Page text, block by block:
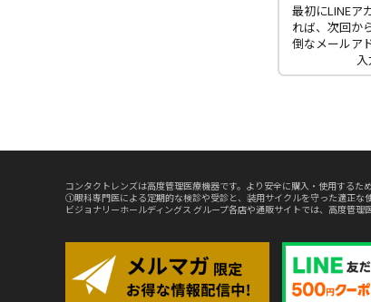
最初にLINEア
れば、次回か
倒なメールア
コンタクトレンズは高度管理医療機器です。より安全に購入・使用するた
①眼科専門医による定期的な検診や受診と、装用サイクルを守った適正
ビジョナリーホールディングス グループ各店や通販サイトでは、高度管